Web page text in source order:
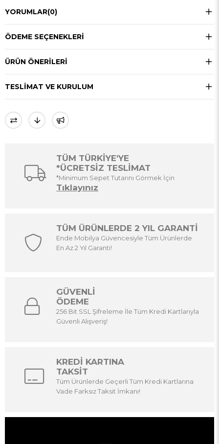
YORUMLAR(0)
ÖDEME SEÇENEKLERI
ÜRÜN ÖNERILERI
TESLIMAT VE KURULUM
TÜM TÜRKİYE'YE
*ÜCRETSİZ TESLİMAT
*Minimum Sepet Tutarını Görmek İçin
Tıklayınız
TÜM ÜRÜNLERDE 2 YIL GARANTİ
Ende Mobilya Güvencesiyle Tüm Ürünlerde
En Az 2 Yıl Garanti!
GÜVENLİ
ÖDEME
256 Bit SSL Şifreleme İle Tüm Kredi Kartlarıyla
Güvenli Alışveriş!
KREDİ KARTINA
TAKSİT
Tüm Ürünlerde Geçerli Tüm Kredi Kartlarına
Vade Farksız Taksit İmkanı!